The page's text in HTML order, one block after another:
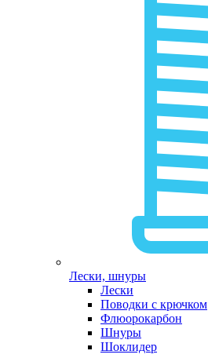
Лески, шнуры
Лески
Поводки с крючком
Флюорокарбон
Шнуры
Шоклидер